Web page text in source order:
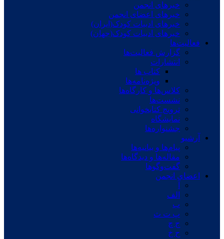
خبرهای انجمن
خبرهای اعضای انجمن
خبرهای ادبیات کودک(ایران)
خبرهای ادبیات کودک(جهان)
فعالیت‌ها
گزارش فعالیت‌ها
انتشارات
کتاب ها
ویژه‌نامه‌ها
کلاس‌ها و کارگاه‌ها
نشست‌ها
ترویج کتابخوانی
نمایشگاه
جشنواره‌ها
آرشیو
پیام‌ها و بیانیه‌ها
مقاله‌ها و دیدگاه‌ها
گفت‌وگوها
اعضای انجمن
الف
ب
پ ت ث
ج چ
ح خ